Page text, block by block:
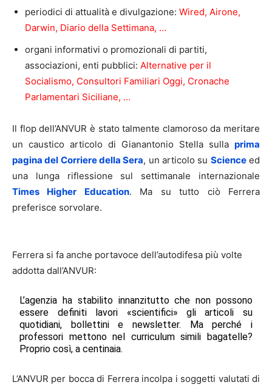
periodici di attualità e divulgazione: Wired, Airone,
Darwin, Diario della Settimana, …
organi informativi o promozionali di partiti,
associazioni, enti pubblici: Alternative per il
Socialismo, Consultori Familiari Oggi, Cronache
Parlamentari Siciliane, …
Il flop dell’ANVUR è stato talmente clamoroso da meritare
un caustico articolo di Gianantonio Stella sulla prima
pagina del Corriere della Sera, un articolo su Scienceed
una lunga riflessione sul settimanale internazionale
Times Higher Education. Ma su tutto ciò Ferrera
preferisce sorvolare.
Ferrera si fa anche portavoce dell’autodifesa più volte
addotta dall’ANVUR:
L’agenzia ha stabilito innanzitutto che non possono
essere definiti lavori «scientifici» gli articoli su
quotidiani, bollettini e newsletter. Ma perché i
professori mettono nel curriculum simili bagatelle?
Proprio così, a centinaia.
L’ANVUR per bocca di Ferrera incolpa i soggetti valutati di